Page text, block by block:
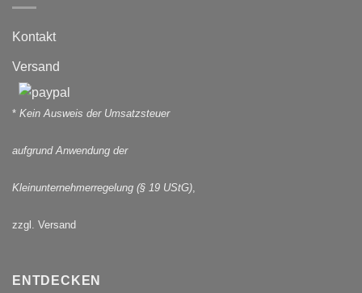
Kontakt
Versand
* Kein Ausweis der Umsatzsteuer
aufgrund Anwendung der
Kleinunternehmerregelung (§ 19 UStG),
zzgl. Versand
ENTDECKEN